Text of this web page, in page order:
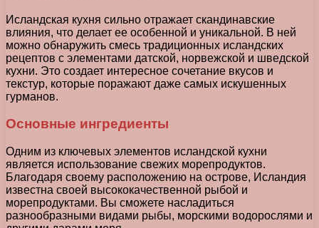
Исландская кухня сильно отражает скандинавские
влияния, что делает ее особенной и уникальной. В ней
можно обнаружить смесь традиционных исландских
рецептов с элементами датской, норвежской и шведской
кухни. Это создает интересное сочетание вкусов и
текстур, которые поражают даже самых искушенных
гурманов.
Основные ингредиенты
Одним из ключевых элементов исландской кухни
является использование свежих морепродуктов.
Благодаря своему расположению на острове, Исландия
известна своей высококачественной рыбой и
морепродуктами. Вы сможете насладиться
разнообразными видами рыбы, морскими водорослями и